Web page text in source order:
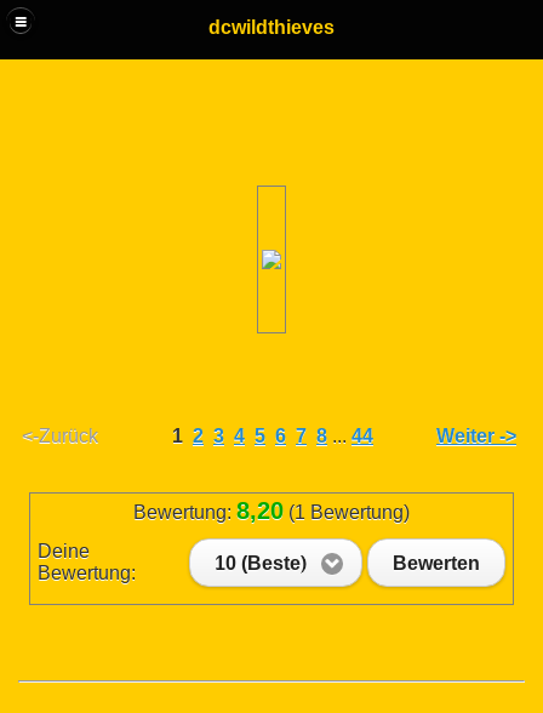
dcwildthieves
<-Zurück 1 2 3 4 5 6 7 8 ... 44 Weiter ->
Bewertung: 8,20 (1 Bewertung)
Deine
Bewertung:
10 (Beste) Bewerten